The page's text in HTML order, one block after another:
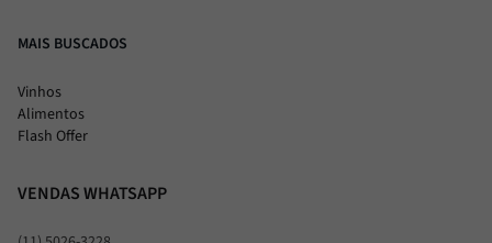
MAIS BUSCADOS
Vinhos
Alimentos
Flash Offer
VENDAS WHATSAPP